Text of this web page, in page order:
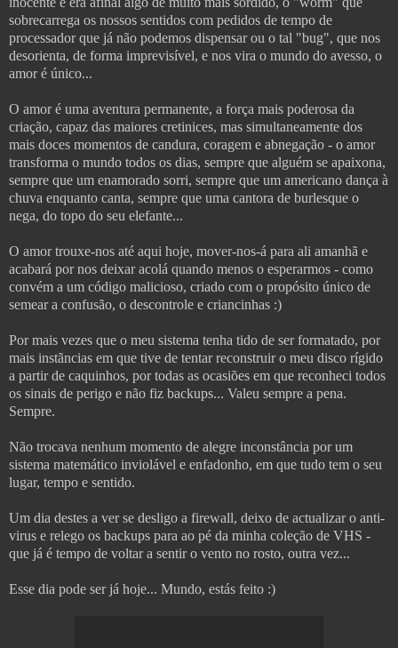
sobrecarrega os nossos sentidos com pedidos de tempo de
processador que já não podemos dispensar ou o tal "bug", que nos
desorienta, de forma imprevisível, e nos vira o mundo do avesso, o
amor é único...
O amor é uma aventura permanente, a força mais poderosa da
criação, capaz das maiores cretinices, mas simultaneamente dos
mais doces momentos de candura, coragem e abnegação - o amor
transforma o mundo todos os dias, sempre que alguém se apaixona,
sempre que um enamorado sorri, sempre que um americano dança à
chuva enquanto canta, sempre que uma cantora de burlesque o
nega, do topo do seu elefante...
O amor trouxe-nos até aqui hoje, mover-nos-á para ali amanhã e
acabará por nos deixar acolá quando menos o esperarmos - como
convém a um código malicioso, criado com o propósito único de
semear a confusão, o descontrole e criancinhas :)
Por mais vezes que o meu sistema tenha tido de ser formatado, por
mais instãncias em que tive de tentar reconstruir o meu disco rígido
a partir de caquinhos, por todas as ocasiões em que reconheci todos
os sinais de perigo e não fiz backups... Valeu sempre a pena.
Sempre.
Não trocava nenhum momento de alegre inconstância por um
sistema matemático inviolável e enfadonho, em que tudo tem o seu
lugar, tempo e sentido.
Um dia destes a ver se desligo a firewall, deixo de actualizar o anti-
virus e relego os backups para ao pé da minha coleção de VHS -
que já é tempo de voltar a sentir o vento no rosto, outra vez...
Esse dia pode ser já hoje... Mundo, estás feito :)